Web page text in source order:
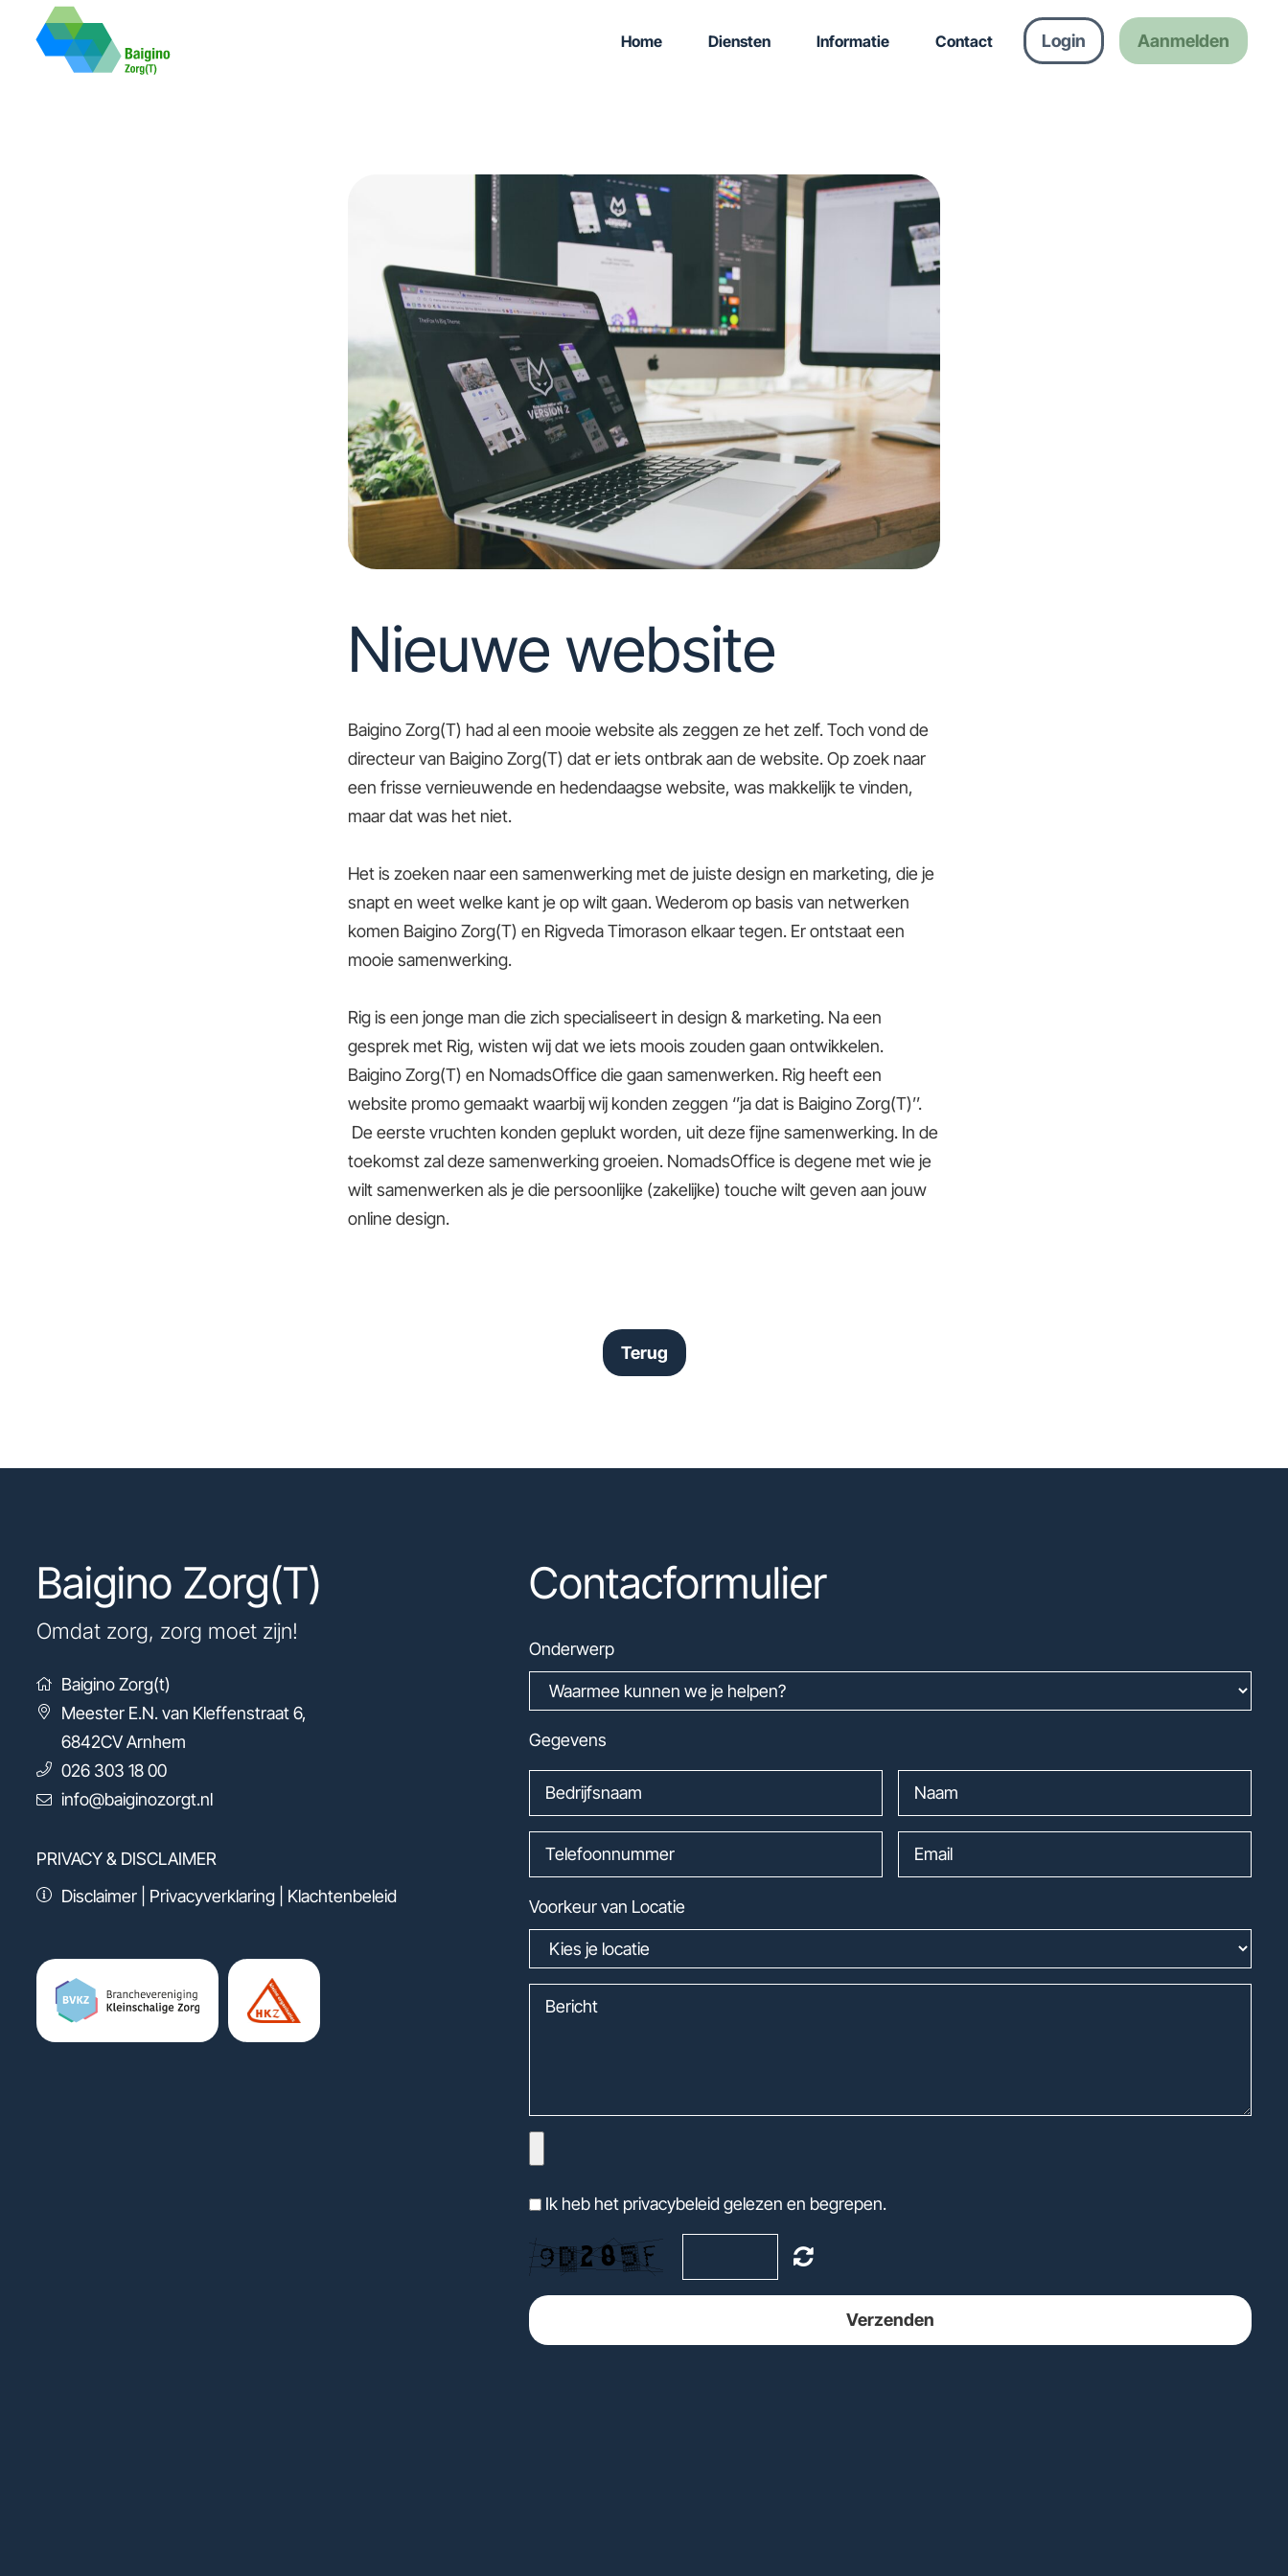
Home Diensten Informatie Contact Login Aanmelden
Nieuwe website
Baigino Zorg(T) had al een mooie website als zeggen ze het zelf. Toch vond de
directeur van Baigino Zorg(T) dat er iets ontbrak aan de website. Op zoek naar
een frisse vernieuwende en hedendaagse website, was makkelijk te vinden,
maar dat was het niet.
Het is zoeken naar een samenwerking met de juiste design en marketing, die je
snapt en weet welke kant je op wilt gaan. Wederom op basis van netwerken
komen Baigino Zorg(T) en Rigveda Timorason elkaar tegen. Er ontstaat een
mooie samenwerking.
Rig is een jonge man die zich specialiseert in design & marketing. Na een
gesprek met Rig, wisten wij dat we iets moois zouden gaan ontwikkelen.
Baigino Zorg(T) en NomadsOffice die gaan samenwerken. Rig heeft een
website promo gemaakt waarbij wij konden zeggen ‘’ja dat is Baigino Zorg(T)’’.
De eerste vruchten konden geplukt worden, uit deze fijne samenwerking. In de
toekomst zal deze samenwerking groeien. NomadsOffice is degene met wie je
wilt samenwerken als je die persoonlijke (zakelijke) touche wilt geven aan jouw
online design.
Terug
Baigino Zorg(T)
Omdat zorg, zorg moet zijn!
Baigino Zorg(t)
Meester E.N. van Kleffenstraat 6,
6842CV Arnhem
026 303 18 00
info@baiginozorgt.nl
PRIVACY & DISCLAIMER
Disclaimer| Privacyverklaring| Klachtenbeleid
Contacformulier
Onderwerp
Gegevens
Voorkeur van Locatie
Ik heb het privacybeleid gelezen en begrepen.
Verzenden